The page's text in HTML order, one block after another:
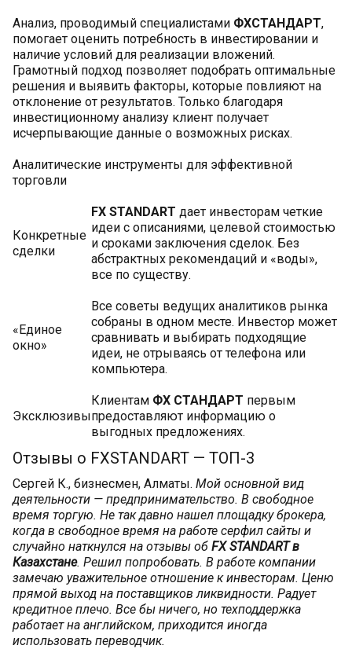
Анализ, проводимый специалистами ФХСТАНДАРТ,
помогает оценить потребность в инвестировании и
наличие условий для реализации вложений.
Грамотный подход позволяет подобрать оптимальные
решения и выявить факторы, которые повлияют на
отклонение от результатов. Только благодаря
инвестиционному анализу клиент получает
исчерпывающие данные о возможных рисках.
Аналитические инструменты для эффективной
торговли
Конкретные
сделки
FX STANDART дает инвесторам четкие
идеи с описаниями, целевой стоимостью
и сроками заключения сделок. Без
абстрактных рекомендаций и «воды»,
все по существу.
«Единое
окно»
Все советы ведущих аналитиков рынка
собраны в одном месте. Инвестор может
сравнивать и выбирать подходящие
идеи, не отрываясь от телефона или
компьютера.
Эксклюзивы
Клиентам ФХ СТАНДАРТ первым
предоставляют информацию о
выгодных предложениях.
Отзывы о FXSTANDART — ТОП-3
Сергей К., бизнесмен, Алматы. Мой основной вид
деятельности — предпринимательство. В свободное
время торгую. Не так давно нашел площадку брокера,
когда в свободное время на работе серфил сайты и
случайно наткнулся на отзывы об FX STANDART в
Казахстане. Решил попробовать. В работе компании
замечаю уважительное отношение к инвесторам. Ценю
прямой выход на поставщиков ликвидности. Радует
кредитное плечо. Все бы ничего, но техподдержка
работает на английском, приходится иногда
использовать переводчик.